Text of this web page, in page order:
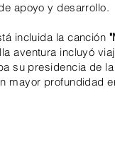
apoyo y desarrollo.
incluida la canción
aventura incluyó
su presidencia de
mayor profundidad